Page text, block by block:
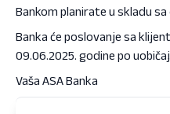
Bankom planirate u skladu
Banka će poslovanje sa
09.06.2025. godine po
Vaša ASA Banka